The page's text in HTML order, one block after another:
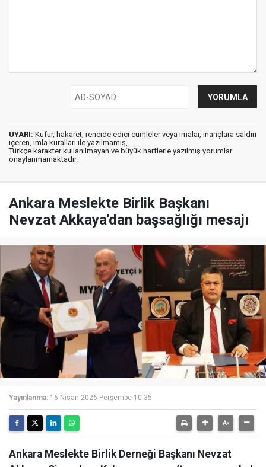
UYARI: Küfür, hakaret, rencide edici cümleler veya imalar, inançlara saldırı
içeren, imla kuralları ile yazılmamış,
Türkçe karakter kullanılmayan ve büyük harflerle yazılmış yorumlar
onaylanmamaktadır.
Ankara Meslekte Birlik Başkanı
Nevzat Akkaya'dan başsağlığı mesajı
Yayınlanma: 16 Nisan 2026 Perşembe 10:35
Ankara Meslekte Birlik Derneği Başkanı Nevzat